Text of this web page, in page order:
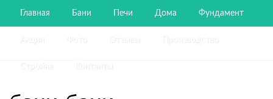
Главная Бани Печи Дома Фундамент